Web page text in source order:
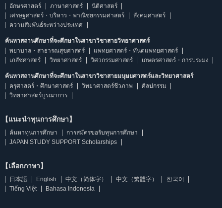
อักษรศาสตร์
ภาษาศาสตร์
นิติศาสตร์
เศรษฐศาสตร์・บริหาร・พาณิชยกรรมศาสตร์
สังคมศาสตร์
ความสัมพันธ์ระหว่างประเทศ
ค้นหาสถานศึกษาที่จะศึกษาในสาขาวิชาสายวิทยาศาสตร์
พยาบาล・สาธารณสุขศาสตร์
แพทยศาสตร์・ทันตแพทยศาสตร์
เภสัชศาสตร์
วิทยาศาสตร์ วิศวกรรมศาสตร์ เกษตรศาสตร์・การประมง
ค้นหาสถานศึกษาที่จะศึกษาในสาขาวิชาสายมนุษยศาสตร์และวิทยาศาสตร์
ครุศาสตร์・ศึกษาศาสตร์
วิทยาศาสตร์ชีวภาพ
ศิลปกรรม
วิทยาศาสตร์บูรณาการ
【แนะนำทุนการศึกษา】
ค้นหาทุนการศึกษา
การสมัครขอรับทุนการศึกษา
JAPAN STUDY SUPPORT Scholarships
【เลือกภาษา】
日本語 English 中文（简体字） 中文（繁體字）
한국어
Tiếng Việt
Bahasa Indonesia